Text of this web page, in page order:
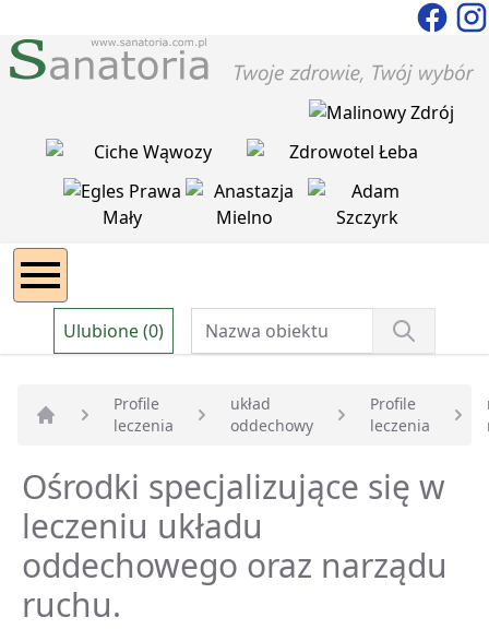
Ulubione (0)
Strona główna
Profile
leczenia
układ
oddechowy
Profile
leczenia
Ośrodki specjalizujące się w
leczeniu układu
oddechowego oraz narządu
ruchu.